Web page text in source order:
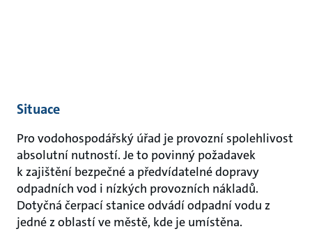
Situace
Pro vodohospodářský úřad je provozní spolehlivost
absolutní nutností. Je to povinný požadavek
k zajištění bezpečné a předvídatelné dopravy
odpadních vod i nízkých provozních nákladů.
Dotyčná čerpací stanice odvádí odpadní vodu z
jedné z oblastí ve městě, kde je umístěna.